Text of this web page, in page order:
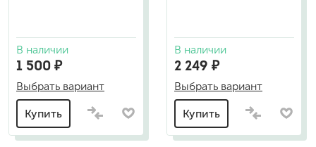
В наличии
1 500 ₽
Выбрать вариант
Купить
В наличии
2 249 ₽
Выбрать вариант
Купить